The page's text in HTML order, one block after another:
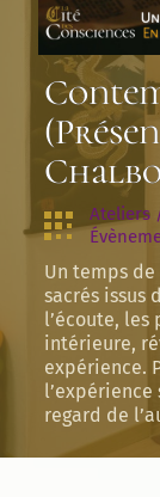
Ateliers
Un temps
sacrés issus
l’écoute, les
intérieure,
expérience.
l’expérience
regard de